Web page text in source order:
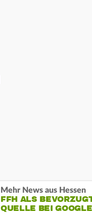
Mehr News aus Hessen
FFH ALS
QUELLE BEI GOOGLE